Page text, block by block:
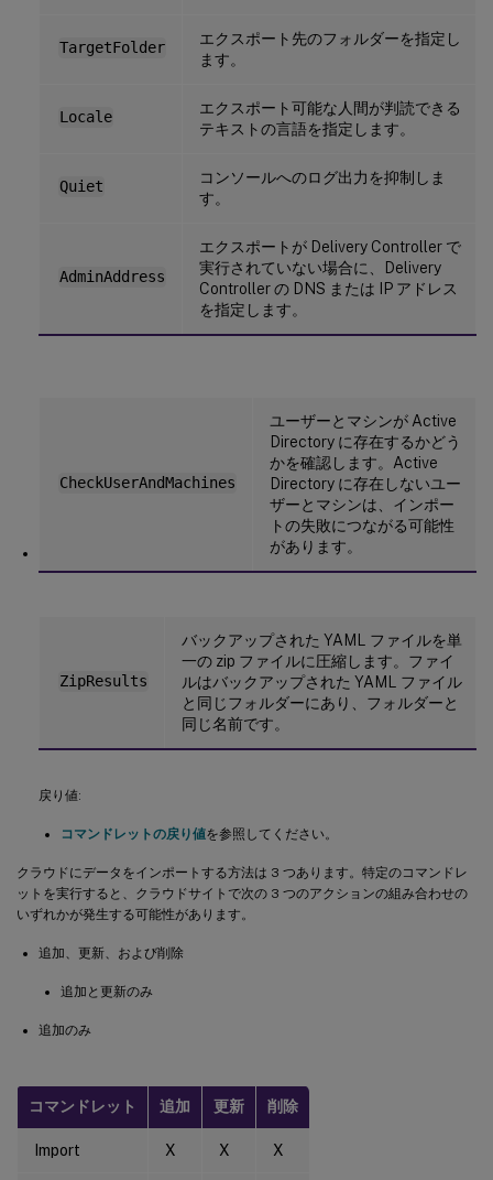
TargetFolder
エクスポート先のフォルダーを指定し
ます。
Locale
エクスポート可能な人間が判読できる
テキストの言語を指定します。
Quiet
コンソールへのログ出力を抑制しま
す。
AdminAddress
エクスポートが Delivery Controller で
実行されていない場合に、Delivery
Controller の DNS または IP アドレス
を指定します。
CheckUserAndMachines
ユーザーとマシンが Active
Directory に存在するかどう
かを確認します。Active
Directory に存在しないユー
ザーとマシンは、インポー
トの失敗につながる可能性
があります。
ZipResults
バックアップされた YAML ファイルを単
一の zip ファイルに圧縮します。ファイ
ルはバックアップされた YAML ファイル
と同じフォルダーにあり、フォルダーと
同じ名前です。
戻り値:
コマンドレットの戻り値を参照してください。
クラウドにデータをインポートする方法は 3 つあります。特定のコマンドレ
ットを実行すると、クラウドサイトで次の 3 つのアクションの組み合わせの
いずれかが発生する可能性があります。
追加、更新、および削除
追加と更新のみ
追加のみ
コマンドレット 追加 更新 削除
Import X X X